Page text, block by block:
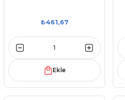
₺461,67
Ekle